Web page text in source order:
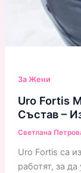
За Жени
Uro Fortis
Състав –
Светлана
Uro Fortis са
работят, за